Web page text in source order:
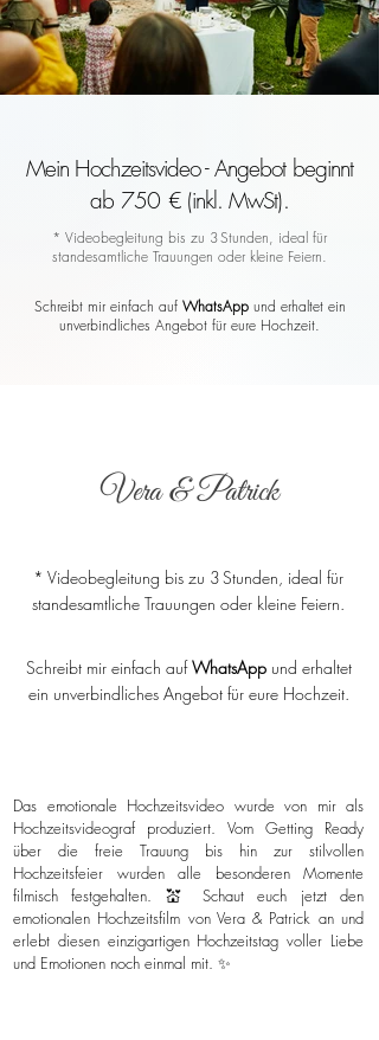
Mein Hochzeitsvideo - Angebot beginnt
ab 750 € (inkl. MwSt).
* Videobegleitung bis zu 3 Stunden, ideal für
standesamtliche Trauungen oder kleine Feiern.
Schreibt mir einfach auf WhatsAppund erhaltet ein
unverbindliches Angebot für eure Hochzeit.
Vera & Patrick
* Videobegleitung bis zu 3 Stunden, ideal für
standesamtliche Trauungen oder kleine Feiern.
Schreibt mir einfach aufWhatsAppund erhaltet
ein unverbindliches Angebot für eure Hochzeit.
Das emotionale Hochzeitsvideo wurde von mir als
Hochzeitsvideograf produziert. Vom Getting Ready
über die freie Trauung bis hin zur stilvollen
Hochzeitsfeier wurden alle besonderen Momente
filmisch festgehalten. 💒 Schaut euch jetzt den
emotionalen Hochzeitsfilm von Vera & Patrick an und
erlebt diesen einzigartigen Hochzeitstag voller Liebe
und Emotionen noch einmal mit. ✨